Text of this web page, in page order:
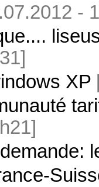
-
XP